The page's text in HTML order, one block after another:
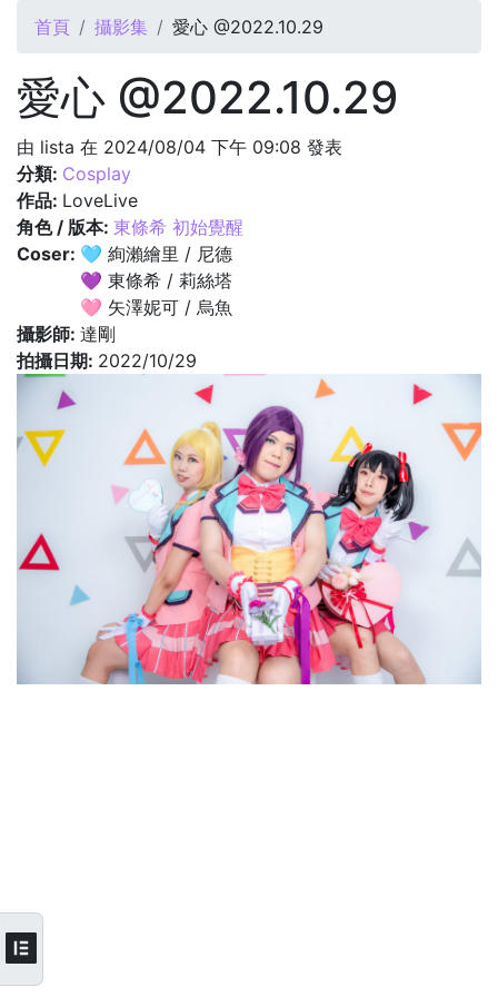
您在這裡
首頁 攝影集 愛心 @2022.10.29
愛心 @2022.10.29
由 lista 在 2024/08/04 下午 09:08 發表
分類: Cosplay
作品: LoveLive
角色 / 版本: 東條希 初始覺醒
Coser: 🩵 絢瀨繪里 / 尼德
💜 東條希 / 莉絲塔
🩷 矢澤妮可 / 烏魚
攝影師: 達剛
拍攝日期: 2022/10/29